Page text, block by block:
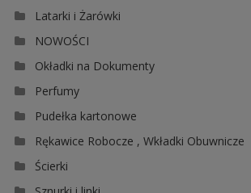
Latarki i Żarówki
NOWOŚCI
Okładki na Dokumenty
Perfumy
Pudełka kartonowe
Rękawice Robocze , Wkładki Obuwnicze
Ścierki